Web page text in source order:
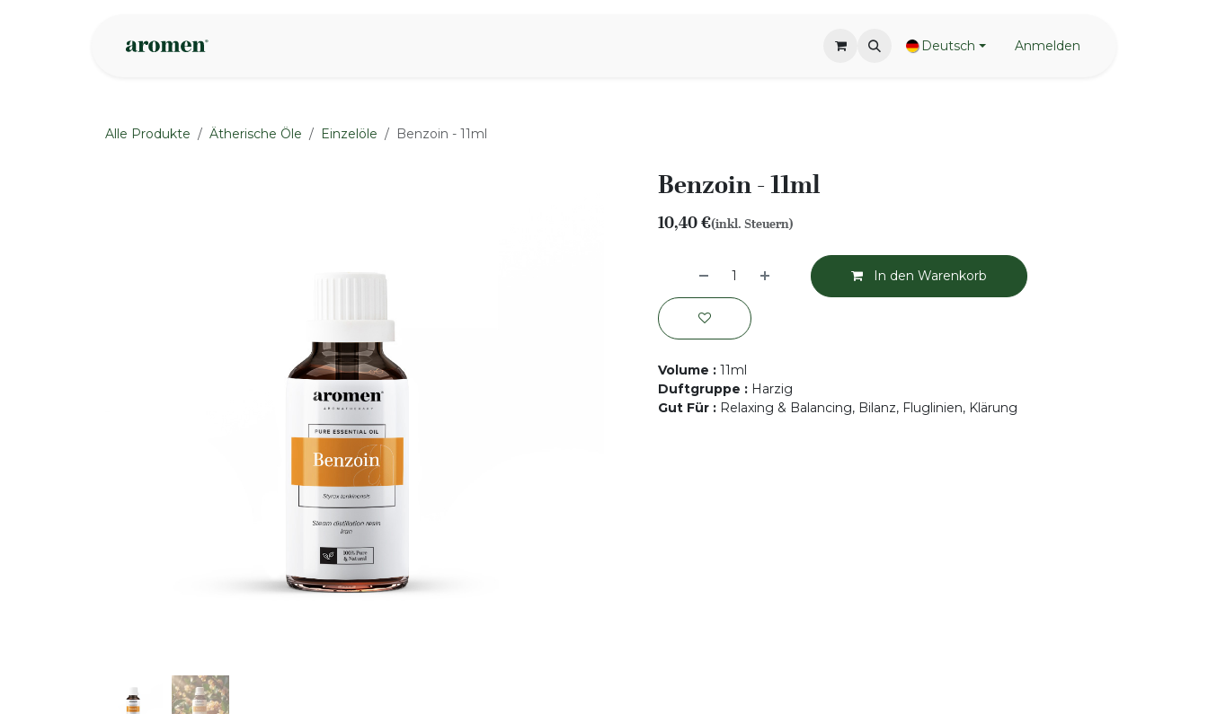
Deutsch Anmelden
Alle Produkte Ätherische Öle Einzelöle Benzoin - 11ml
Benzoin - 11ml
10,40€(inkl. Steuern)
In den Warenkorb
Volume : 11ml
Duftgruppe : Harzig
Gut Für : Relaxing & Balancing, Bilanz, Fluglinien, Klärung